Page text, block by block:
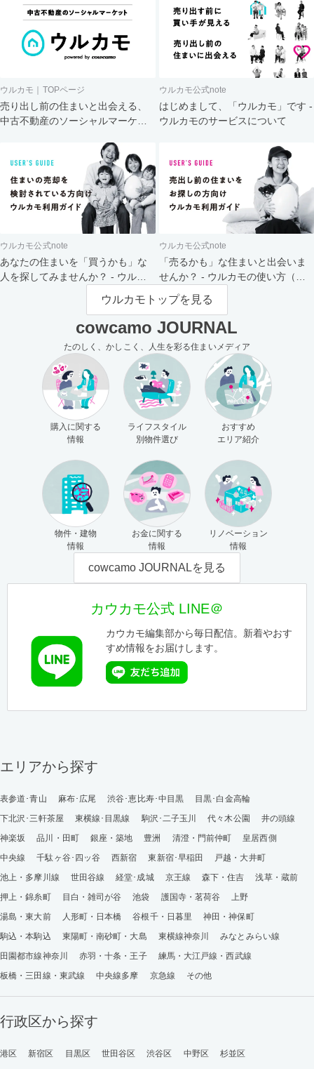
ウルカモ｜TOPページ
売り出し前の住まいと出会える、
中古不動産のソーシャルマーケッ
ウルカモ公式note
はじめまして、「ウルカモ」です -
ウルカモのサービスについて
ウルカモ公式note
あなたの住まいを「買うかも」な
人を探してみませんか？ - ウルカ
ウルカモ公式note
「売るかも」な住まいと出会いま
せんか？ - ウルカモの使い方（買
主さま向け）
ウルカモトップを見る
cowcamo JOURNAL
たのしく、かしこく、人生を彩る住まいメディア
購入に関する
情報
ライフスタイル
別物件選び
おすすめ
エリア紹介
物件・建物
情報
お金に関する
情報
リノベーション
情報
cowcamo JOURNALを見る
カウカモ公式 LINE＠
カウカモ編集部から毎日配信。新着やおす
すめ情報をお届けします。
エリアから探す
表参道･青山 麻布･広尾 渋谷･恵比寿･中目黒
目黒･白金高輪
下北沢･三軒茶屋
東横線･目黒線 駒沢･二子玉川 代々木公園
井の頭線
神楽坂
品川・田町 銀座・築地 豊洲 清澄・門前仲町
皇居西側
中央線
千駄ヶ谷･四ッ谷 西新宿 東新宿･早稲田
戸越・大井町
池上・多摩川線
世田谷線 経堂･成城 京王線 森下・住吉
浅草・蔵前
押上・錦糸町
目白・雑司が谷 池袋 護国寺・茗荷谷
上野
湯島・東大前
人形町・日本橋 谷根千・日暮里
神田・神保町
駒込・本駒込
東陽町・南砂町・大島 東横線神奈川
みなとみらい線
田園都市線神奈川
赤羽・十条・王子
練馬・大江戸線・西武線
板橋・三田線・東武線
中央線多摩 京急線 その他
行政区から探す
港区 新宿区 目黒区 世田谷区 渋谷区 中野区 杉並区